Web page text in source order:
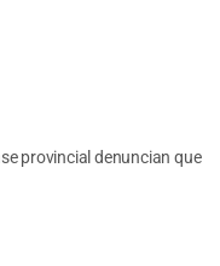
provincial denuncian que